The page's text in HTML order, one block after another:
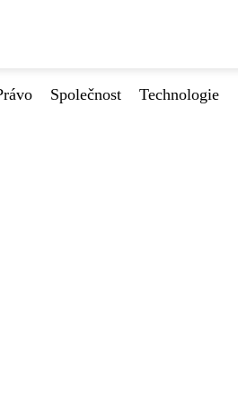
Společnost Technologie